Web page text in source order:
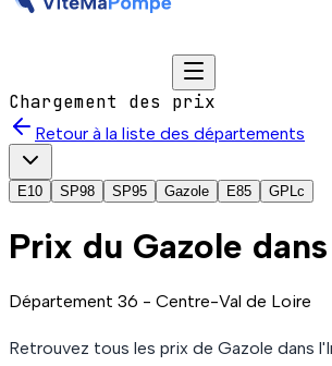
Chargement des prix
Retour à la liste des départements
E10 SP98 SP95 Gazole E85 GPLc
Prix du Gazole
Département 36 - Centre-Val de Loire
Retrouvez tous les prix de Gazole dans